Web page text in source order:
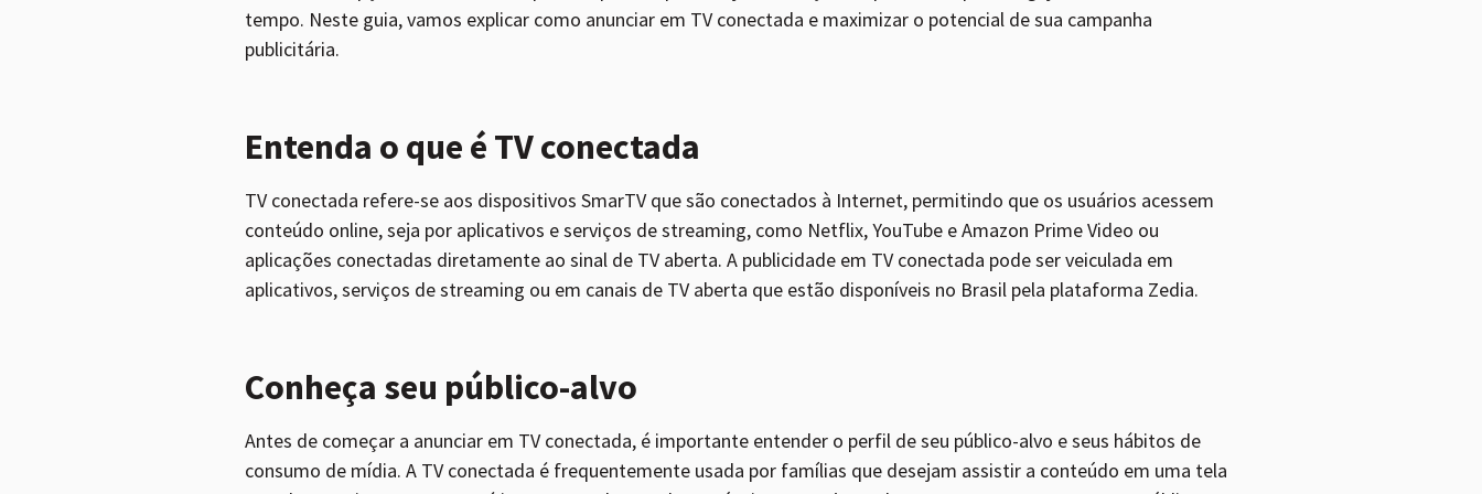
tempo. Neste guia, vamos explicar como anunciar em TV conectada e maximizar o potencial de sua campanha
publicitária.
Entenda o que é TV conectada
TV conectada refere-se aos dispositivos SmarTV que são conectados à Internet, permitindo que os usuários acessem
conteúdo online, seja por aplicativos e serviços de streaming, como Netflix, YouTube e Amazon Prime Video ou
aplicações conectadas diretamente ao sinal de TV aberta. A publicidade em TV conectada pode ser veiculada em
aplicativos, serviços de streaming ou em canais de TV aberta que estão disponíveis no Brasil pela plataforma Zedia.
Conheça seu público-alvo
Antes de começar a anunciar em TV conectada, é importante entender o perfil de seu público-alvo e seus hábitos de
consumo de mídia. A TV conectada é frequentemente usada por famílias que desejam assistir a conteúdo em uma tela